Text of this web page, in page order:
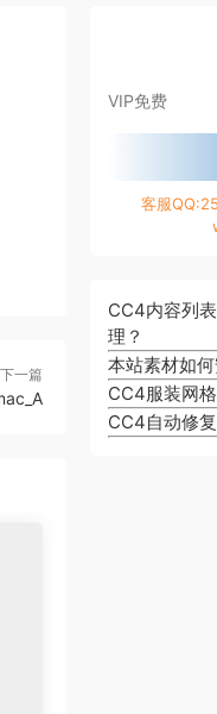
下一篇
VIP免费
客服
CC4内容列
理？
本站素材如
CC4服装网
CC4自动修